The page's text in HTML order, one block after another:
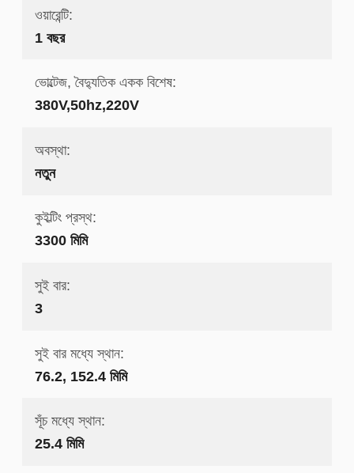
ওয়ারেন্টি:
1 বছর
ভোল্টেজ, বৈদ্যুতিক একক বিশেষ:
380V,50hz,220V
অবস্থা:
নতুন
কুইল্টিং প্রস্থ:
3300 মিমি
সুই বার:
3
সুই বার মধ্যে স্থান:
76.2, 152.4 মিমি
সূঁচ মধ্যে স্থান:
25.4 মিমি